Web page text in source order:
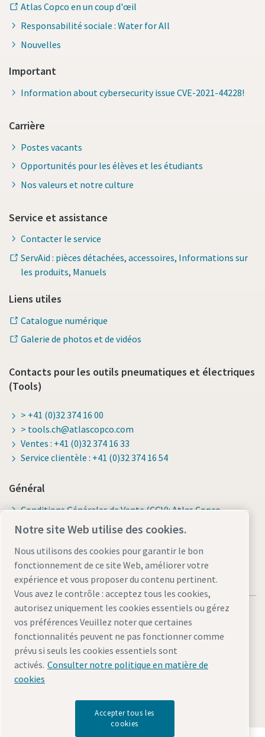
Atlas Copco en un coup d'œil
Responsabilité sociale : Water for All
Nouvelles
Important
Information about cybersecurity issue CVE-2021-44228!
Carrière
Postes vacants
Opportunités pour les élèves et les étudiants
Nos valeurs et notre culture
Service et assistance
Contacter le service
ServAid : pièces détachées, accessoires, Informations sur
les produits, Manuels
Liens utiles
Catalogue numérique
Galerie de photos et de vidéos
Contacts pour les outils pneumatiques et électriques
(Tools)
> +41 (0)32 374 16 00
> tools.ch@atlascopco.com
Ventes : +41 (0)32 374 16 33
Service clientèle : +41 (0)32 374 16 54
Général
Conditions Générales de Vente (CGV): Atlas Copco
(Schweiz) AG
Mentions légales et politique de confidentialité
Gérer les cookies
© 2026 Atlas Copco (Schweiz) AG & Atlas Copco IAS GmbH
Notre site Web utilise des cookies.
Nous utilisons des cookies pour garantir le bon
fonctionnement de ce site Web, améliorer votre
expérience et vous proposer du contenu pertinent.
Vous avez le contrôle : acceptez tous les cookies,
autorisez uniquement les cookies essentiels ou gérez
vos préférences Veuillez noter que certaines
fonctionnalités peuvent ne pas fonctionner comme
prévu si seuls les cookies essentiels sont
activés. Consulter notre politique en matière de
cookies
Accepter tous les
cookies